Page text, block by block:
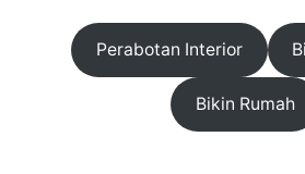
Perabotan Interior
Bikin Rumah